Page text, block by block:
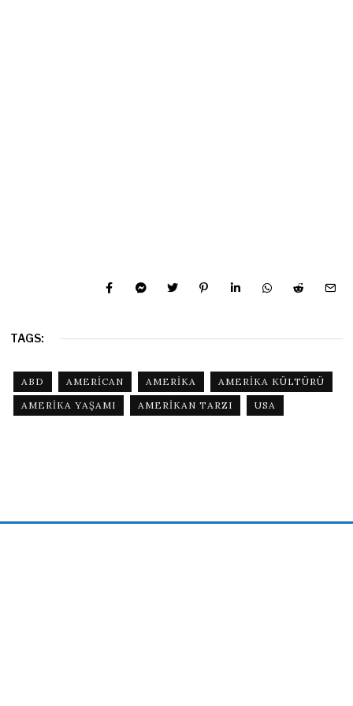
TAGS:
ABD AMERICAN AMERIKA
AMERIKA KÜLTÜRÜ
AMERIKA YAŞAMI
AMERIKAN TARZI USA